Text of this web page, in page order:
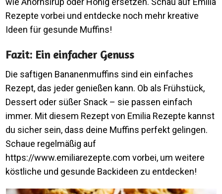
Rezepte vorbei und entdecke noch mehr kreative
Ideen für gesunde Muffins!
Fazit: Ein einfacher Genuss
Die saftigen Bananenmuffins sind ein einfaches
Rezept, das jeder genießen kann. Ob als Frühstück,
Dessert oder süßer Snack – sie passen einfach
immer. Mit diesem Rezept von Emilia Rezepte kannst
du sicher sein, dass deine Muffins perfekt gelingen.
Schaue regelmäßig auf
https://www.emiliarezepte.com vorbei, um weitere
köstliche und gesunde Backideen zu entdecken!